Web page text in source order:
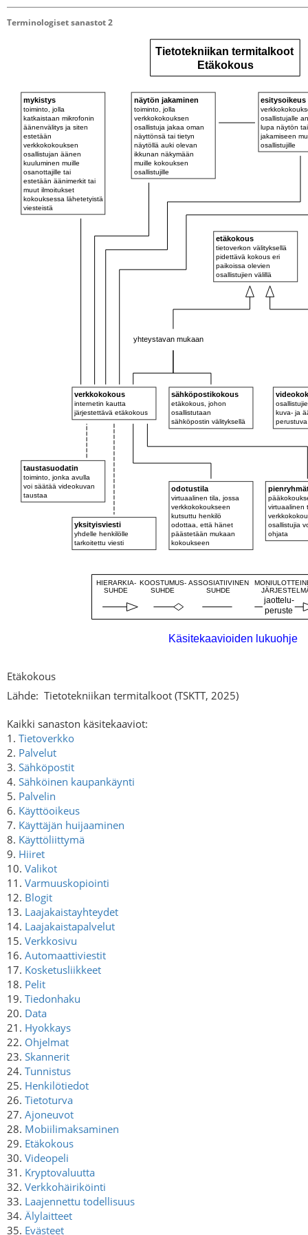
Terminologiset sanastot 2
Etäkokous
Lähde: Tietotekniikan termitalkoot (TSKTT, 2025)
Kaikki sanaston käsitekaaviot:
1. Tietoverkko
2. Palvelut
3. Sähköpostit
4. Sähköinen kaupankäynti
5. Palvelin
6. Käyttöoikeus
7. Käyttäjän huijaaminen
8. Käyttöliittymä
9. Hiiret
10. Valikot
11. Varmuuskopiointi
12. Blogit
13. Laajakaistayhteydet
14. Laajakaistapalvelut
15. Verkkosivu
16. Automaattiviestit
17. Kosketusliikkeet
18. Pelit
19. Tiedonhaku
20. Data
21. Hyokkays
22. Ohjelmat
23. Skannerit
24. Tunnistus
25. Henkilötiedot
26. Tietoturva
27. Ajoneuvot
28. Mobiilimaksaminen
29. Etäkokous
30. Videopeli
31. Kryptovaluutta
32. Verkkohäiriköinti
33. Laajennettu todellisuus
34. Älylaitteet
35. Evästeet